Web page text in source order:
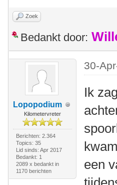
Zoek
Bedankt door:
Lopopodium
Kilometervreter
Berichten: 2.364
Topics: 35
Lid sinds: Apr 2017
Bedankt: 1
2089 x bedankt in
1170 berichten
30-
Ik
een